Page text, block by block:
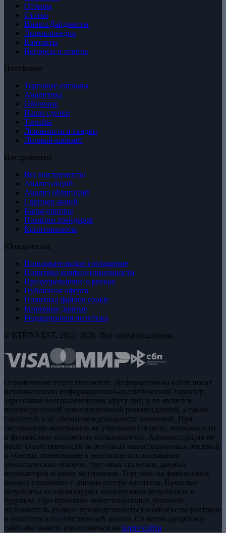
Отзывы
Статьи
ИнвестДайджесты
Энциклопедия
Контакты
Вопросы и ответы
Платформа
Торговые сигналы
Аналитика
Обучение
Наши сделки
Тарифы
Лояльность и скидки
Личный кабинет
Инструменты
Все инструменты
Анализ акций
Анализ облигаций
Скринер акций
Калькуляторы
Позиции трейдеров
Криптовалюты
Юридическое
Пользовательское соглашение
Политика конфиденциальности
Предупреждение о рисках
Публичная оферта
Политика файлов cookie
Биржевые данные
Редакционная политика
© ETPINVEST, 2021–2026. Все права защищены.
Ограничение ответственности. Информация на сайте носит
исключительно информационно-аналитический характер,
адресована неограниченному кругу лиц и не является
индивидуальной инвестиционной рекомендацией, а также
гарантией или обещанием доходности вложений. При
составлении материалов не учитываются цели, возможности
и финансовое положение пользователей. Администрация не
несёт ответственности за результат инвестиционных решений
и убытки, понесённые в результате использования
аналитических обзоров, торговых сигналов, данных
индикаторов и иных материалов. Торговля на финансовых
рынках сопряжена с риском потери капитала. Прошлые
результаты не гарантируют аналогичных результатов в
будущем. При принятии инвестиционных решений
пользователь должен руководствоваться комплексом факторов
и полагаться на собственный анализ. Со всеми разделами
сайта вы можете ознакомиться на карте сайта.